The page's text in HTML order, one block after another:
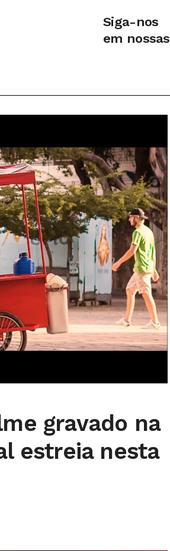
Siga-nos
em nossas
gravado na
estreia nesta